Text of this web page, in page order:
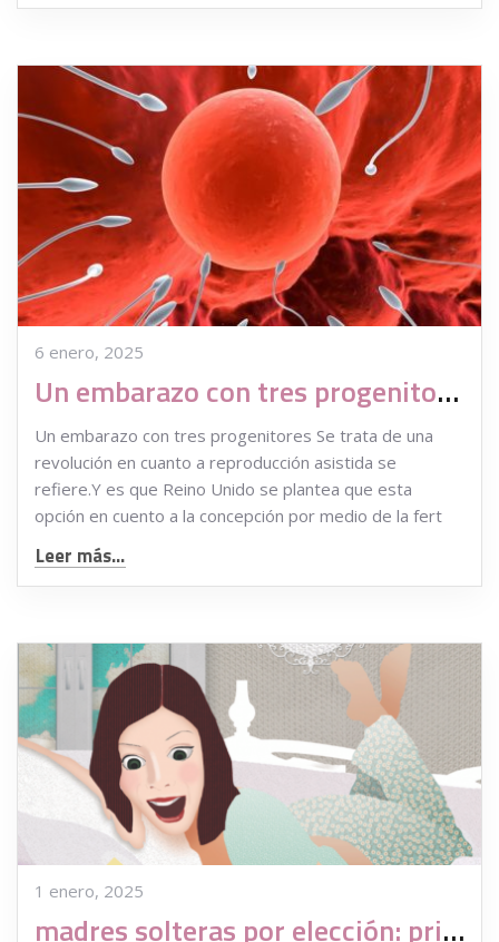
6 enero, 2025
Un embarazo con tres progenitores
Un embarazo con tres progenitores Se trata de una
revolución en cuanto a reproducción asistida se
refiere.Y es que Reino Unido se plantea que esta
opción en cuento a la concepción por medio de la fert
Leer más...
1 enero, 2025
madres solteras por elección: primer cuento para explicar la donación de gametos